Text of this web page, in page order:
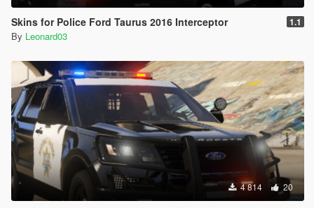
Skins for Police Ford Taurus 2016 Interceptor 1.1
By Leonard03
4 814 20